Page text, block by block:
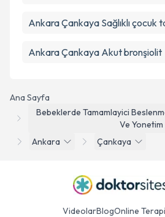
Ana Sayfa
Bebeklerde Tamamlayici
Ve Yonetim
Ankara
Çankaya
Ankara Çankaya Sağlıklı çocuk
Ankara Çankaya Akut bronşiolit
VideolarBlogOnline Terapi